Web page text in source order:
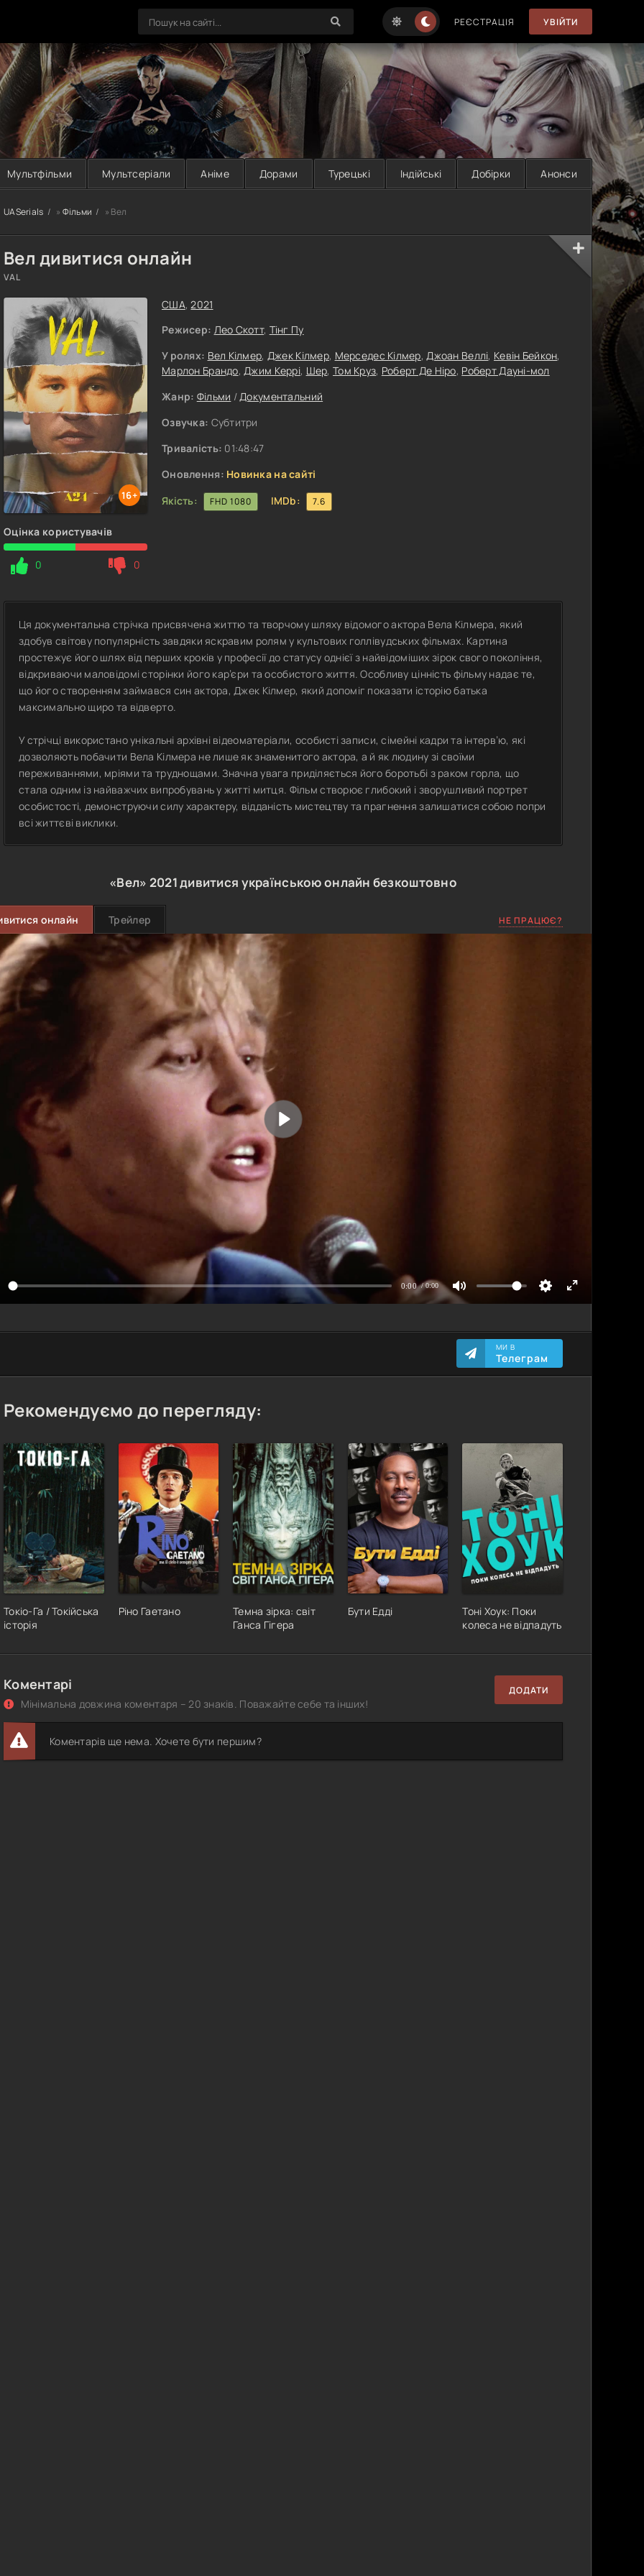
РЕЄСТРАЦІЯ УВІЙТИ
Мультфільми Мультсеріали Аніме Дорами Турецькі Індійські Добірки Анонси
UASerials » Фільми » Вел
Вел дивитися онлайн
VAL
16+
Оцінка користувачів
0 0
США,2021
Режисер: Лео Скотт, Тінг Пу
У ролях: Вел Кілмер, Джек Кілмер, Мерседес Кілмер,Джоан Веллі, Кевін Бейкон,
Марлон Брандо,Джим Керрі, Шер, Том Круз, Роберт Де Ніро, Роберт Дауні-мол
Жанр: Фільми /Документальний
Озвучка: Субтитри
Тривалість: 01:48:47
Оновлення: Новинка на сайті
Якість:
FHD 1080 IMDb: 7.6
Ця документальна стрічка присвячена життю та творчому шляху відомого актора Вела Кілмера, який
здобув світову популярність завдяки яскравим ролям у культових голлівудських фільмах. Картина
простежує його шлях від перших кроків у професії до статусу однієї з найвідоміших зірок свого покоління,
відкриваючи маловідомі сторінки його кар’єри та особистого життя. Особливу цінність фільму надає те,
що його створенням займався син актора, Джек Кілмер, який допоміг показати історію батька
максимально щиро та відверто.
У стрічці використано унікальні архівні відеоматеріали, особисті записи, сімейні кадри та інтерв’ю, які
дозволяють побачити Вела Кілмера не лише як знаменитого актора, а й як людину зі своїми
переживаннями, мріями та труднощами. Значна увага приділяється його боротьбі з раком горла, що
стала одним із найважчих випробувань у житті митця. Фільм створює глибокий і зворушливий портрет
особистості, демонструючи силу характеру, відданість мистецтву та прагнення залишатися собою попри
всі життєві виклики.
«Вел» 2021дивитися українською онлайн безкоштовно
онлайн Трейлер НЕ ПРАЦЮЄ?
МИ В
Телеграм
Рекомендуємо до перегляду:
Токіо-Га / Токійська
історія
Ріно Гаетано
Темна зірка: світ
Ганса Гігера
Бути Едді
Тоні Хоук: Поки
колеса не відпадуть
Коментарі
Мінімальна довжина коментаря – 20 знаків. Поважайте себе та інших!
ДОДАТИ
Коментарів ще нема. Хочете бути першим?